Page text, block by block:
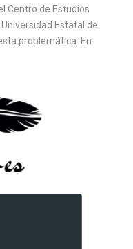
Centro de Estudios
Estatal de
problemática. En